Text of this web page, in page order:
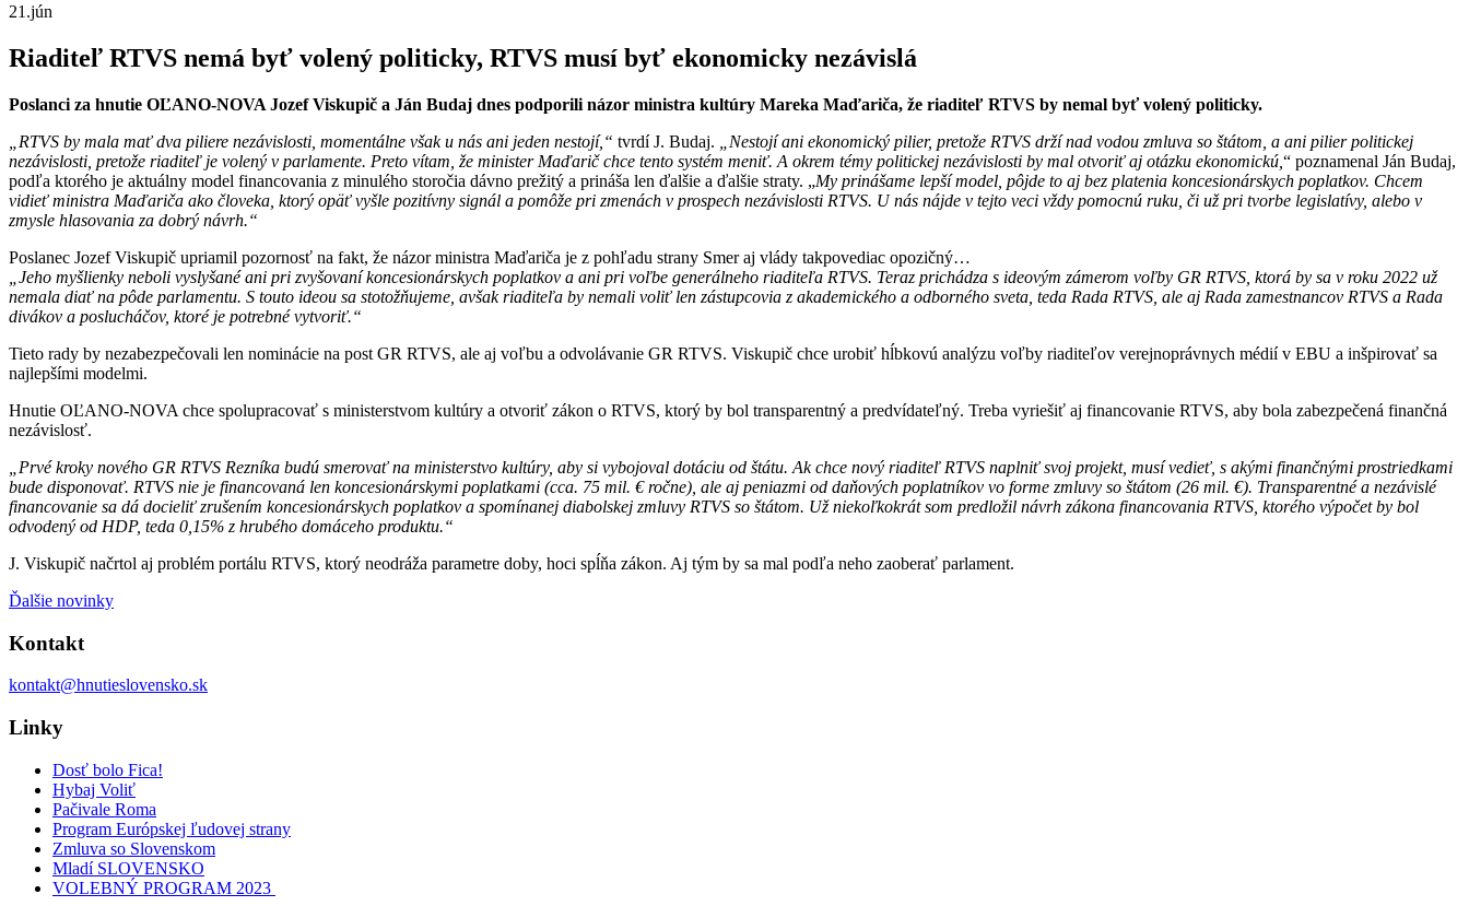
21.jún
Riaditeľ RTVS nemá byť volený politicky, RTVS musí byť ekonomicky nezávislá
Poslanci za hnutie OĽANO-NOVA Jozef Viskupič a Ján Budaj dnes podporili názor ministra kultúry Mareka Maďariča, že riaditeľ RTVS by nemal byť volený politicky.
„RTVS by mala mať dva piliere nezávislosti, momentálne však u nás ani jeden nestojí,“ tvrdí J. Budaj.
„Nestojí ani ekonomický pilier, pretože RTVS drží nad vodou zmluva so štátom, a ani pilier politickej
nezávislosti, pretože riaditeľ je volený v parlamente. Preto vítam, že minister Maďarič chce tento systém meniť. A okrem témy politickej nezávislosti by mal otvoriť aj otázku ekonomickú, “ poznamenal Ján Budaj,
podľa ktorého je aktuálny model financovania z minulého storočia dávno prežitý a prináša len ďalšie a ďalšie straty. „My prinášame lepší model, pôjde to aj bez platenia koncesionárskych poplatkov. Chcem
vidieť ministra Maďariča ako človeka, ktorý opäť vyšle pozitívny signál a pomôže pri zmenách v prospech nezávislosti RTVS. U nás nájde v tejto veci vždy pomocnú ruku, či už pri tvorbe legislatívy, alebo v
zmysle hlasovania za dobrý návrh.“
Poslanec Jozef Viskupič upriamil pozornosť na fakt, že názor ministra Maďariča je z pohľadu strany Smer aj vlády takpovediac opozičný…
„Jeho myšlienky neboli vyslyšané ani pri zvyšovaní koncesionárskych poplatkov a ani pri voľbe generálneho riaditeľa RTVS. Teraz prichádza s ideovým zámerom voľby GR RTVS, ktorá by sa v roku 2022 už
nemala diať na pôde parlamentu. S touto ideou sa stotožňujeme, avšak riaditeľa by nemali voliť len zástupcovia z akademického a odborného sveta, teda Rada RTVS, ale aj Rada zamestnancov RTVS a Rada
divákov a poslucháčov, ktoré je potrebné vytvoriť.“
Tieto rady by nezabezpečovali len nominácie na post GR RTVS, ale aj voľbu a odvolávanie GR RTVS. Viskupič chce urobiť hĺbkovú analýzu voľby riaditeľov verejnoprávnych médií v EBU a inšpirovať sa
najlepšími modelmi.
Hnutie OĽANO-NOVA chce spolupracovať s ministerstvom kultúry a otvoriť zákon o RTVS, ktorý by bol transparentný a predvídateľný. Treba vyriešiť aj financovanie RTVS, aby bola zabezpečená finančná
nezávislosť.
„Prvé kroky nového GR RTVS Rezníka budú smerovať na ministerstvo kultúry, aby si vybojoval dotáciu od štátu. Ak chce nový riaditeľ RTVS naplniť svoj projekt, musí vedieť, s akými finančnými prostriedkami
bude disponovať. RTVS nie je financovaná len koncesionárskymi poplatkami (cca. 75 mil. € ročne), ale aj peniazmi od daňových poplatníkov vo forme zmluvy so štátom (26 mil. €). Transparentné a nezávislé
financovanie sa dá docieliť zrušením koncesionárskych poplatkov a spomínanej diabolskej zmluvy RTVS so štátom. Už niekoľkokrát som predložil návrh zákona financovania RTVS, ktorého výpočet by bol
odvodený od HDP, teda 0,15% z hrubého domáceho produktu.“
J. Viskupič načrtol aj problém portálu RTVS, ktorý neodráža parametre doby, hoci spĺňa zákon. Aj tým by sa mal podľa neho zaoberať parlament.
Ďalšie novinky
Kontakt
kontakt@hnutieslovensko.sk
Linky
Dosť bolo Fica!
Hybaj Voliť
Pačivale Roma
Program Európskej ľudovej strany
Zmluva so Slovenskom
Mladí SLOVENSKO
VOLEBNÝ PROGRAM 2023